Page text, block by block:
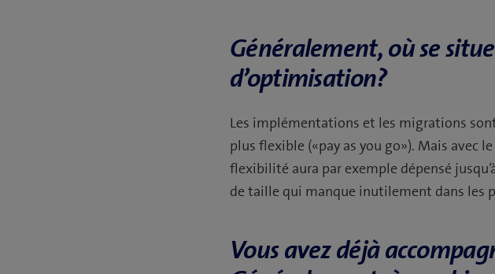
Généralement, où se
d’optimisation?
Les implémentations et les migrations
plus flexible («pay as you go»). Mais avec
flexibilité aura par exemple dépensé
de taille qui manque inutilement dans les
Vous avez déjà